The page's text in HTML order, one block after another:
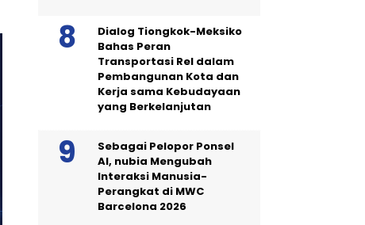
Dialog Tiongkok-Meksiko
Bahas Peran
Transportasi Rel dalam
Pembangunan Kota dan
Kerja sama Kebudayaan
yang Berkelanjutan
Sebagai Pelopor Ponsel
AI, nubia Mengubah
Interaksi Manusia-
Perangkat di MWC
Barcelona 2026